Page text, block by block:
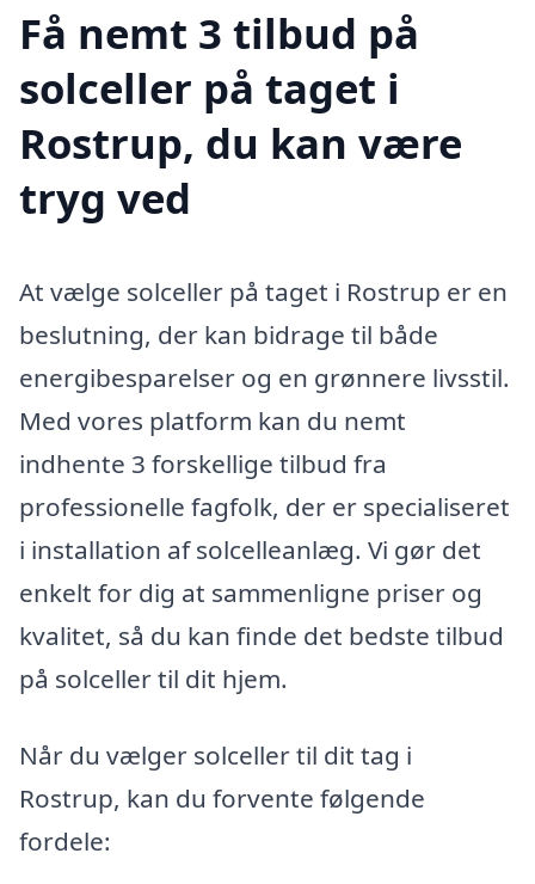
Få nemt 3 tilbud på
solceller på taget i
Rostrup, du kan være
tryg ved
At vælge solceller på taget i Rostrup er en
beslutning, der kan bidrage til både
energibesparelser og en grønnere livsstil.
Med vores platform kan du nemt
indhente 3 forskellige tilbud fra
professionelle fagfolk, der er specialiseret
i installation af solcelleanlæg. Vi gør det
enkelt for dig at sammenligne priser og
kvalitet, så du kan finde det bedste tilbud
på solceller til dit hjem.
Når du vælger solceller til dit tag i
Rostrup, kan du forvente følgende
fordele: